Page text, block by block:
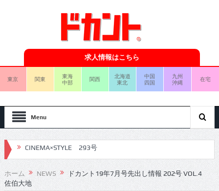
求人情報はこちら
東京 関東
東海
中部
関西
北海道
東北
中国
四国
九州
沖縄
在宅
Menu
CINEMA×STYLE 292号
CINEMA×STYLE 291号
CINEMA×STYLE 290号
ホーム NEWS
ドカント19年7月号先出し情報 202号 VOL.4
佐伯大地